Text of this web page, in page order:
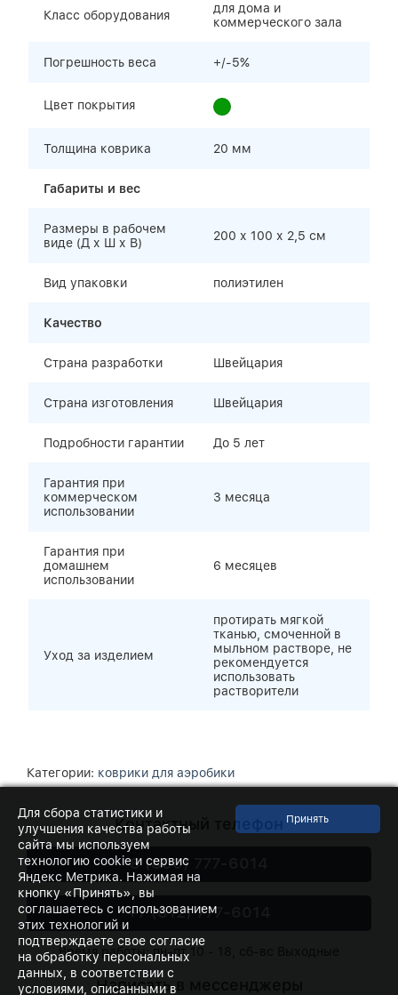
Класс оборудования
для дома и
коммерческого зала
Погрешность веса +/-5%
Цвет покрытия
Толщина коврика 20 мм
Габариты и вес
Размеры в рабочем
виде (Д х Ш х В)
200 х 100 х 2,5 см
Вид упаковки полиэтилен
Качество
Страна разработки Швейцария
Страна изготовления Швейцария
Подробности гарантии До 5 лет
Гарантия при
коммерческом
использовании
3 месяца
Гарантия при
домашнем
использовании
6 месяцев
Уход за изделием
протирать мягкой
тканью, смоченной в
мыльном растворе, не
рекомендуется
использовать
растворители
Категории: коврики для аэробики
Контактный телефон
8 (800) 777-6014
+7 (812) 777-6014
Время работы: пн-пт 10 - 18, сб-вс Выходные
Написать в мессенджеры
Для сбора статистики и
улучшения качества работы
сайта мы используем
технологию cookie и сервис
Яндекс Метрика. Нажимая на
кнопку «Принять», вы
соглашаетесь с использованием
этих технологий и
подтверждаете свое согласие
на обработку персональных
данных, в соответствии с
условиями, описанными в